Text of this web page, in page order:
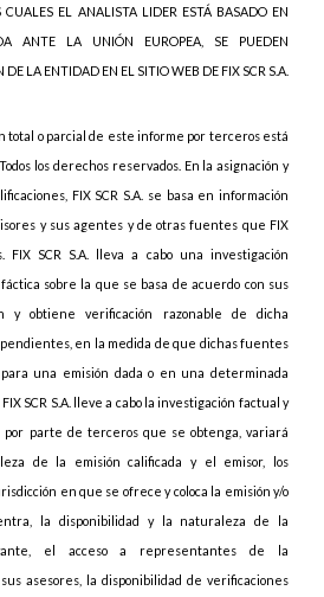
CUALES EL ANALISTA LIDER ESTÁ BASADO EN
ANTE LA UNIÓN EUROPEA, SE PUEDEN
LA ENTIDAD EN EL SITIO WEB DE FIX SCR S.A.
total o parcial de este informe por terceros está
los derechos reservados. En la asignación y
FIX SCR S.A. se basa en información
y sus agentes y de otras fuentes que FIX
FIX SCR S.A. lleva a cabo una investigación
sobre la que se basa de acuerdo con sus
y obtiene verificación razonable de dicha
en la medida de que dichas fuentes
una emisión dada o en una determinada
SCR S.A. lleve a cabo la investigación factual y
parte de terceros que se obtenga, variará
de la emisión calificada y el emisor, los
en que se ofrece y coloca la emisión y/o
la disponibilidad y la naturaleza de la
el acceso a representantes de la
asesores, la disponibilidad de verificaciones